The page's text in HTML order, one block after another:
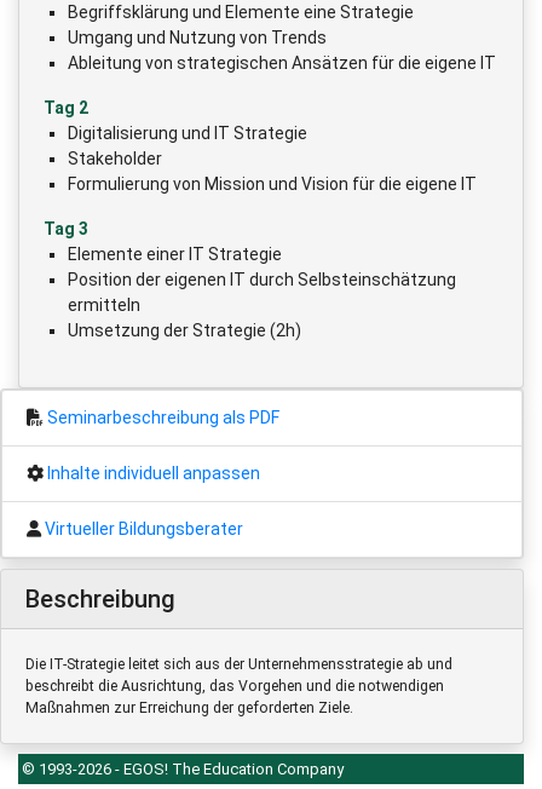
Begriffsklärung und Elemente eine Strategie
Umgang und Nutzung von Trends
Ableitung von strategischen Ansätzen für die eigene IT
Tag 2
Digitalisierung und IT Strategie
Stakeholder
Formulierung von Mission und Vision für die eigene IT
Tag 3
Elemente einer IT Strategie
Position der eigenen IT durch Selbsteinschätzung
ermitteln
Umsetzung der Strategie (2h)
Seminarbeschreibung als PDF
Inhalte individuell anpassen
Virtueller Bildungsberater
Beschreibung
Die IT-Strategie leitet sich aus der Unternehmensstrategie ab und
beschreibt die Ausrichtung, das Vorgehen und die notwendigen
Maßnahmen zur Erreichung der geforderten Ziele.
© 1993-2026 - EGOS! The Education Company